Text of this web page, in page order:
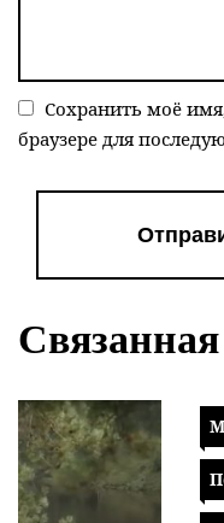
Сохранить моё
браузере для